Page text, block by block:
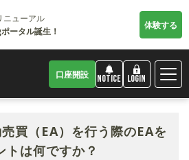
ニューアル
ータル誕生！
体験する
口座開設 NOTICE LOGIN
買（EA）を行う際のEAを
トは何ですか？